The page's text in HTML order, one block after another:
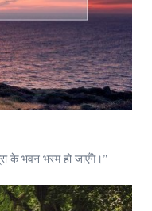
के भवन भस्म हो जाएँगे।”